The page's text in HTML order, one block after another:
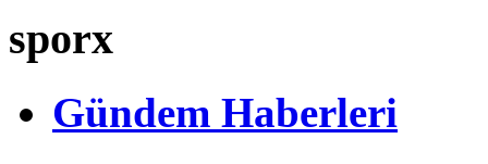
sporx
Gündem Haberleri